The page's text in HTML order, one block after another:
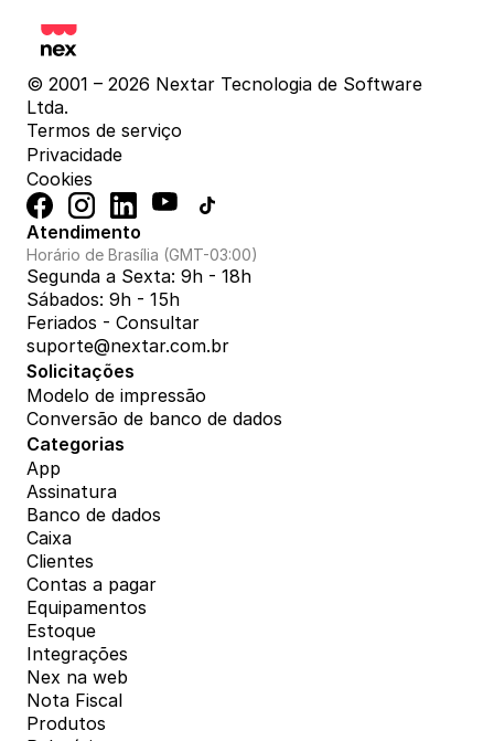
© 2001 – 2026 Nextar Tecnologia de Software
Ltda.
Termos de serviço
Privacidade
Cookies
Atendimento
Horário de Brasília (GMT-03:00)
Segunda a Sexta: 9h - 18h
Sábados: 9h - 15h
Feriados - Consultar
suporte@nextar.com.br
Solicitações
Modelo de impressão
Conversão de banco de dados
Categorias
App
Assinatura
Banco de dados
Caixa
Clientes
Contas a pagar
Equipamentos
Estoque
Integrações
Nex na web
Nota Fiscal
Produtos